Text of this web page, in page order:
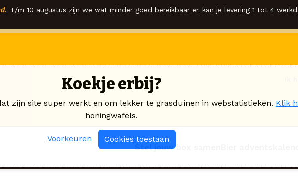
T/m 10 augustus zijn we wat minder goed bereikbaar en kan je levering 1 tot 4
Stel jouw box samen
Koekje erbij?
zijn site super werkt en om lekker te grasduinen in webstatistieken. Klik
honingwafels.
Voorkeuren Cookies toestaan